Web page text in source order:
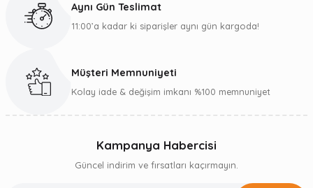
Aynı Gün Teslimat
11:00’a kadar ki siparişler aynı gün kargoda!
Müşteri Memnuniyeti
Kolay iade & değişim imkanı %100 memnuniyet
Kampanya Habercisi
Güncel indirim ve fırsatları kaçırmayın.